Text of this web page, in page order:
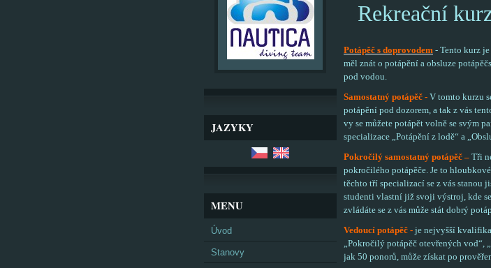
JAZYKY
MENU
Úvod
Stanovy
Rekreační
Potápěč s doprovodem - Tento kurz
měl znát o potápění a obsluze
pod vodou.
Samostatný potápěč - V tomto kurzu
potápění pod dozorem, a tak z vás
vy se můžete potápět volně se svým
specializace „Potápění z lodě“ a
Pokročilý samostatný potápěč – Tři
pokročilého potápěče. Je to
těchto tří specializací se z vás stanou
studenti vlastní již svoji výstroj, kde
zvládáte se z vás může stát dobrý
Vedoucí potápěč - je nejvyšší
„Pokročilý potápěč otevřených vod“,
jak 50 ponorů, může získat po